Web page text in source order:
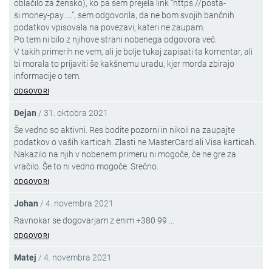
oblačilo za žensko), ko pa sem prejela link “https://posta-
si.money-pay…..”, sem odgovorila, da ne bom svojih bančnih
podatkov vpisovala na povezavi, kateri ne zaupam.
Po tem ni bilo z njihove strani nobenega odgovora več.
V takih primerih ne vem, ali je bolje tukaj zapisati ta komentar, ali
bi morala to prijaviti še kakšnemu uradu, kjer morda zbirajo
informacije o tem.
ODGOVORI
Dejan / 31. oktobra 2021
Še vedno so aktivni. Res bodite pozorni in nikoli na zaupajte
podatkov o vaših karticah. Zlasti ne MasterCard ali Visa karticah.
Nakazilo na njih v nobenem primeru ni mogoče, če ne gre za
vračilo. Še to ni vedno mogoče. Srečno.
ODGOVORI
Johan / 4. novembra 2021
Ravnokar se dogovarjam z enim +380 99 …
ODGOVORI
Matej / 4. novembra 2021